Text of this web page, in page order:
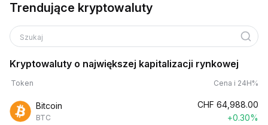
Trendujące kryptowaluty
Szukaj
Kryptowaluty o największej kapitalizacji rynkowej
Token Cena i 24H%
Bitcoin
BTC
CHF 64,988.00
+0.30%